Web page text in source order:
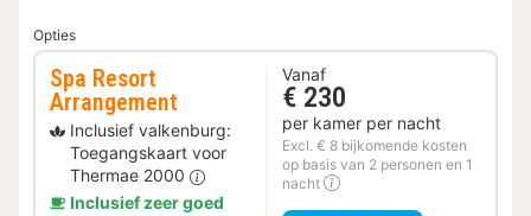
Opties
Spa Resort
Arrangement
Inclusief valkenburg:
Toegangskaart voor
Thermae 2000
Inclusief zeer goed
Vanaf
€ 230
per kamer per nacht
Excl. € 8 bijkomende kosten
op basis van 2 personen en 1
nacht